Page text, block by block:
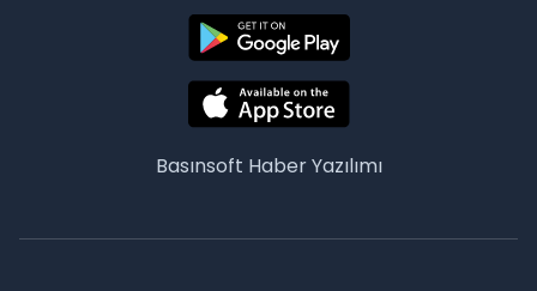
Basınsoft Haber Yazılımı